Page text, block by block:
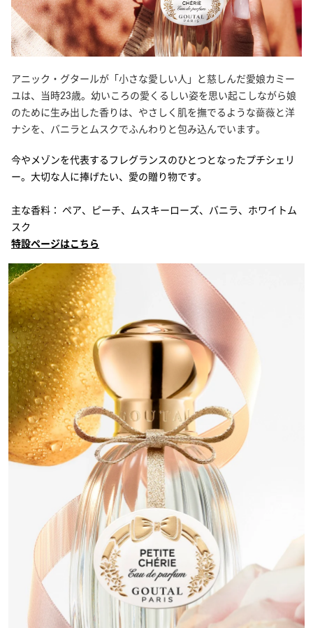
マティエール プルミエール
MERCEDES-BENZ
MONCLER
モンクレール
MONTBLANC
モンブラン
NARCISO RODRIGUEZ
ナルシソ ロドリゲス
PARFUMS DE LA BASTIDE
パルファム ドゥ ラ バスティード
PARLE MOI DE PARFUM
パルル モア ドゥ パルファム
PENHALIGON'S
ペンハリガン
ROCHAS
ロシャス
SERGE LUTENS
セルジュ・ルタンス
SOLFERINO
ソルフェリーノ
TOMMY HILFIGER
アニック・グタールが「小さな愛しい人」と慈しんだ愛娘カミー
ユは、当時23歳。幼いころの愛くるしい姿を思い起こしながら娘
のために生み出した香りは、やさしく肌を撫でるような薔薇と洋
ナシを、バニラとムスクでふんわりと包み込んでいます。
今やメゾンを代表するフレグランスのひとつとなったプチシェリ
ー。大切な人に捧げたい、愛の贈り物です。
主な香料： ペア、ピーチ、ムスキーローズ、バニラ、ホワイトム
スク
特設ページはこちら